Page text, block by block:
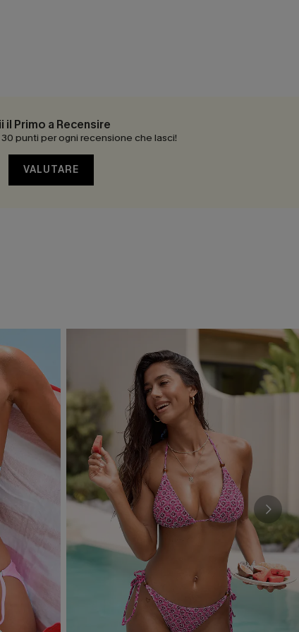
il Primo a Recensire
punti per ogni recensione che lasci!
VALUTARE